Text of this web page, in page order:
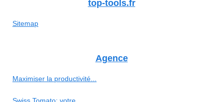
top-tools.fr
Sitemap
Agence
Maximiser la productivité...